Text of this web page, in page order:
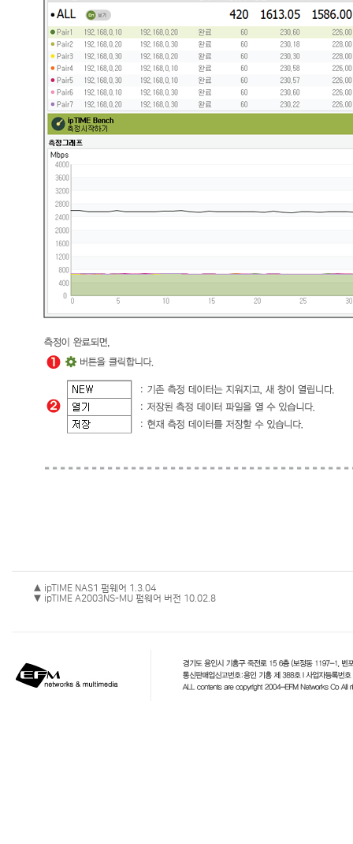
▲ ipTIME NAS1 펌웨어 1.3.04
▼ ipTIME A2003NS-MU 펌웨어 버전 10.02.8